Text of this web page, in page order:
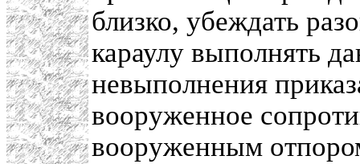
близко, убеждать
караулу выполнять
невыполнения
вооруженное
вооруженным